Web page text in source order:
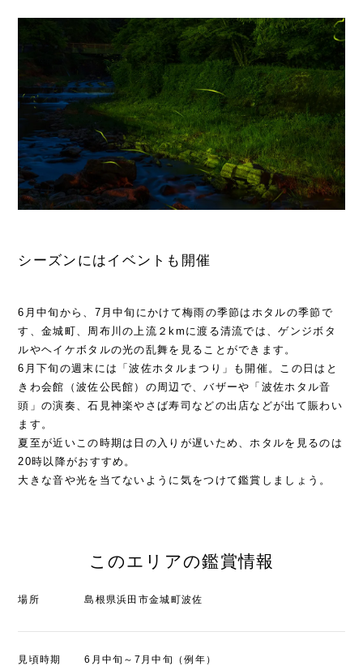
シーズンにはイベントも開催
6月中旬から、7月中旬にかけて梅雨の季節はホタルの季節で
す、金城町、周布川の上流２kmに渡る清流では、ゲンジボタ
ルやヘイケボタルの光の乱舞を見ることができます。
6月下旬の週末には「波佐ホタルまつり」も開催。この日はと
きわ会館（波佐公民館）の周辺で、バザーや「波佐ホタル音
頭」の演奏、石見神楽やさば寿司などの出店などが出て賑わい
ます。
夏至が近いこの時期は日の入りが遅いため、ホタルを見るのは
20時以降がおすすめ。
大きな音や光を当てないように気をつけて鑑賞しましょう。
このエリアの鑑賞情報
場所 島根県浜田市金城町波佐
見頃時期 6月中旬～7月中旬（例年）